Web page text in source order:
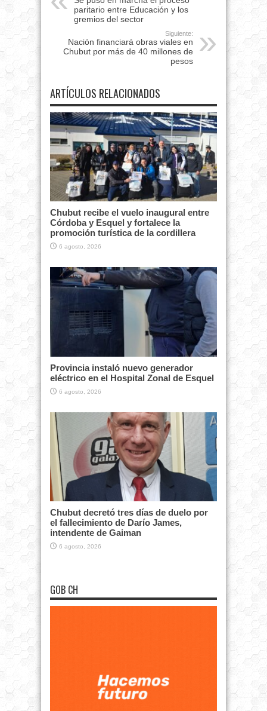
paritario entre Educación y los
gremios del sector
Siguiente:
Nación financiará obras viales en
Chubut por más de 40 millones de
pesos
ARTÍCULOS RELACIONADOS
Chubut recibe el vuelo inaugural entre
Córdoba y Esquel y fortalece la
promoción turística de la cordillera
6 agosto, 2026
Provincia instaló nuevo generador
eléctrico en el Hospital Zonal de Esquel
6 agosto, 2026
Chubut decretó tres días de duelo por
el fallecimiento de Darío James,
intendente de Gaiman
6 agosto, 2026
GOB CH